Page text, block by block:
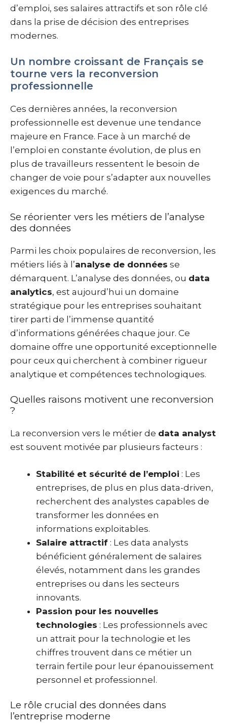
d’emploi, ses salaires attractifs et son rôle clé
dans la prise de décision des entreprises
modernes.
Un nombre croissant de Français se
tourne vers la reconversion
professionnelle
Ces dernières années, la reconversion
professionnelle est devenue une tendance
majeure en France. Face à un marché de
l’emploi en constante évolution, de plus en
plus de travailleurs ressentent le besoin de
changer de voie pour s’adapter aux nouvelles
exigences du marché.
Se réorienter vers les métiers de l’analyse
des données
Parmi les choix populaires de reconversion, les
métiers liés à l’analyse de données se
démarquent. L’analyse des données, ou data
analytics, est aujourd’hui un domaine
stratégique pour les entreprises souhaitant
tirer parti de l’immense quantité
d’informations générées chaque jour. Ce
domaine offre une opportunité exceptionnelle
pour ceux qui cherchent à combiner rigueur
analytique et compétences technologiques.
Quelles raisons motivent une reconversion
?
La reconversion vers le métier de data analyst
est souvent motivée par plusieurs facteurs :
Stabilité et sécurité de l’emploi : Les
entreprises, de plus en plus data-driven,
recherchent des analystes capables de
transformer les données en
informations exploitables.
Salaire attractif : Les data analysts
bénéficient généralement de salaires
élevés, notamment dans les grandes
entreprises ou dans les secteurs
innovants.
Passion pour les nouvelles
technologies : Les professionnels avec
un attrait pour la technologie et les
chiffres trouvent dans ce métier un
terrain fertile pour leur épanouissement
personnel et professionnel.
Le rôle crucial des données dans
l’entreprise moderne